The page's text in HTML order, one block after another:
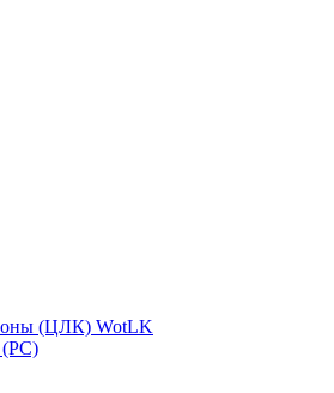
(ЦЛК) WotLK
(РС)